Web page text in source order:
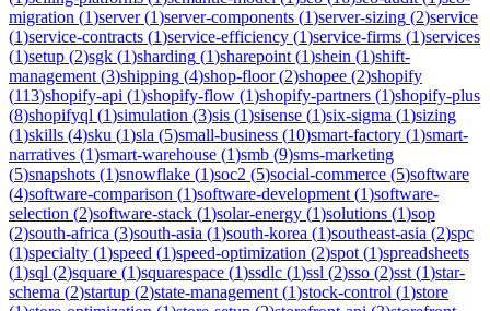
migration (1)server(1)server-components (1)server-sizing (2)service
(1)service-contracts (1)service-efficiency (1)service-firms (1)services
(1)setup (2)sgk (1)sharding (1)sharepoint (1)shein (1)shift-
management (3)shipping (4)shop-floor(2)shopee (2)shopify
(113)shopify-api (1)shopify-flow (1)shopify-partners (1)shopify-plus
(8)shopifyql (1)simulation (3)sis (1)sisense (1)six-sigma (1)sizing
(1)skills (4)sku (1)sla (5)small-business (10)smart-factory (1)smart-
narratives (1)smart-warehouse (1)smb (9)sms-marketing
(5)snapshots (1)snowflake (1)soc2 (5)social-commerce (5)software
(4)software-comparison (1)software-development (1)software-
selection (2)software-stack (1)solar-energy (1)solutions (1)sop
(2)south-africa (3)south-asia (1)south-korea (1)southeast-asia (2)spc
(1)specialty (1)speed (1)speed-optimization (2)spot (1)spreadsheets
(1)sql (2)square (1)squarespace (1)ssdlc (1)ssl (2)sso (2)sst (1)star-
schema (2)startup (2)state-management (1)stock-control (1)store